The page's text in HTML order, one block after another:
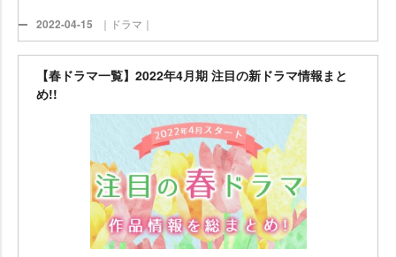
2022-04-15 ｜ドラマ｜
【春ドラマ一覧】2022年4月期 注目の新ドラマ情報まと
め!!